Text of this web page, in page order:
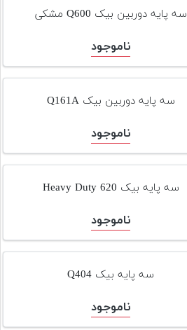
سه پایه دوربین بیک Q600 مشکی
ناموجود
سه پایه دوربین بیک Q161A
ناموجود
سه پایه بیک 620 Heavy Duty
ناموجود
سه پایه بیک Q404
ناموجود